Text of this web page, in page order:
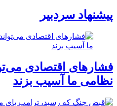
پیشنهاد سردبیر
فشارهای اقتصادی
نظامی ما آسیب بزند